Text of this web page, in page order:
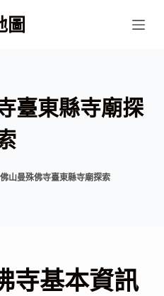
圖
臺東縣寺廟探
山曼殊佛寺臺東縣寺廟探索
寺基本資訊